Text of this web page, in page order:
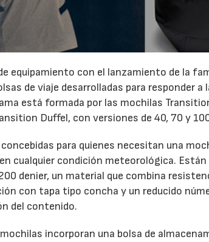
equipamiento con el lanzamiento de la
de viaje desarrolladas para responder
está formada por las mochilas
Duffel, con versiones de 40, 70 y
para quienes necesitan una
cualquier condición meteorológica.
denier, un material que combina
con tapa tipo concha y un reducido
del contenido.
incorporan una bolsa de